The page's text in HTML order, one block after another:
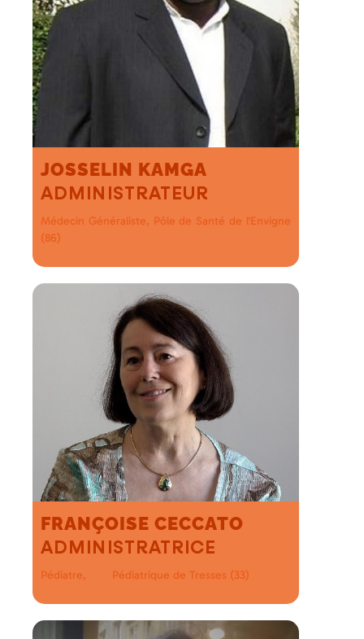
JOSSELIN KAMGA
ADMINISTRATEUR
Médecin Généraliste, Pôle de Santé de l'Envigne
(86)
FRANÇOISE CECCATO
ADMINISTRATRICE
Pédiatre, Pédiatrique de Tresses (33)